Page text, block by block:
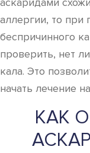
аллергии, то при
беспричинного
проверить, нет
кала. Это
начать лечение
КАК